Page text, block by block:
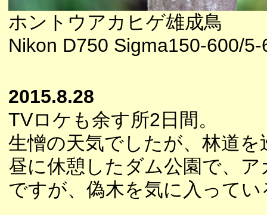
ホントウアカヒゲ雄成鳥
Nikon D750 Sigma150-600/5-
2015.8.28
TVロケも余す所2日間。
生憎の天気でしたが、林道を
昼に休憩したダム公園で、
ですが、偽木を気に入って